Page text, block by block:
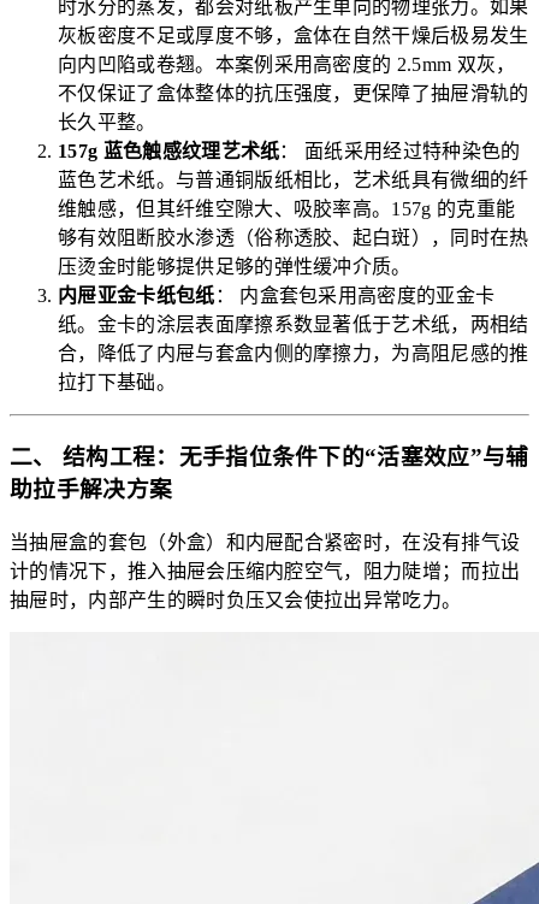
时水分的蒸发，都会对纸板产生单向的物理张力。如果
灰板密度不足或厚度不够，盒体在自然干燥后极易发生
向内凹陷或卷翘。本案例采用高密度的 2.5mm 双灰，
不仅保证了盒体整体的抗压强度，更保障了抽屉滑轨的
长久平整。
157g 蓝色触感纹理艺术纸： 面纸采用经过特种染色的
蓝色艺术纸。与普通铜版纸相比，艺术纸具有微细的纤
维触感，但其纤维空隙大、吸胶率高。157g 的克重能
够有效阻断胶水渗透（俗称透胶、起白斑），同时在热
压烫金时能够提供足够的弹性缓冲介质。
内屉亚金卡纸包纸 ： 内盒套包采用高密度的亚金卡
纸。金卡的涂层表面摩擦系数显著低于艺术纸，两相结
合，降低了内屉与套盒内侧的摩擦力，为高阻尼感的推
拉打下基础。
二、 结构工程：无手指位条件下的“活塞效应”与辅
助拉手解决方案
当抽屉盒的套包（外盒）和内屉配合紧密时，在没有排气设
计的情况下，推入抽屉会压缩内腔空气，阻力陡增；而拉出
抽屉时，内部产生的瞬时负压又会使拉出异常吃力。